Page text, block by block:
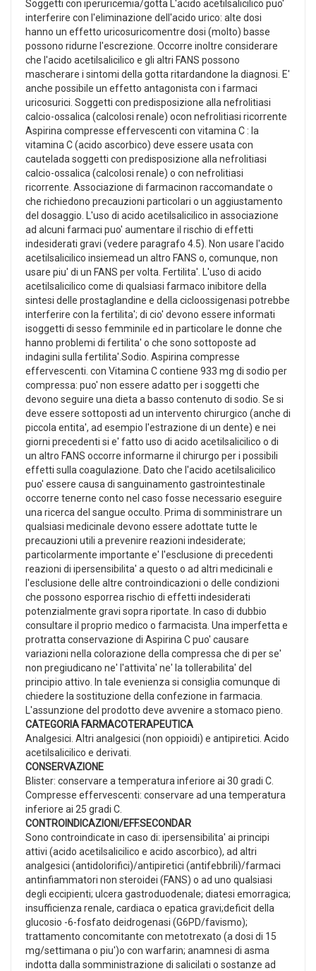
Soggetti con iperuricemia/gotta L'acido acetilsalicilico puo'
interferire con l'eliminazione dell'acido urico: alte dosi
hanno un effetto uricosuricomentre dosi (molto) basse
possono ridurne l'escrezione. Occorre inoltre considerare
che l'acido acetilsalicilico e gli altri FANS possono
mascherare i sintomi della gotta ritardandone la diagnosi. E'
anche possibile un effetto antagonista con i farmaci
uricosurici. Soggetti con predisposizione alla nefrolitiasi
calcio-ossalica (calcolosi renale) ocon nefrolitiasi ricorrente
Aspirina compresse effervescenti con vitamina C : la
vitamina C (acido ascorbico) deve essere usata con
cautelada soggetti con predisposizione alla nefrolitiasi
calcio-ossalica (calcolosi renale) o con nefrolitiasi
ricorrente. Associazione di farmacinon raccomandate o
che richiedono precauzioni particolari o un aggiustamento
del dosaggio. L'uso di acido acetilsalicilico in associazione
ad alcuni farmaci puo' aumentare il rischio di effetti
indesiderati gravi (vedere paragrafo 4.5). Non usare l'acido
acetilsalicilico insiemead un altro FANS o, comunque, non
usare piu' di un FANS per volta. Fertilita'. L'uso di acido
acetilsalicilico come di qualsiasi farmaco inibitore della
sintesi delle prostaglandine e della cicloossigenasi potrebbe
interferire con la fertilita'; di cio' devono essere informati
isoggetti di sesso femminile ed in particolare le donne che
hanno problemi di fertilita' o che sono sottoposte ad
indagini sulla fertilita'.Sodio. Aspirina compresse
effervescenti. con Vitamina C contiene 933 mg di sodio per
compressa: puo' non essere adatto per i soggetti che
devono seguire una dieta a basso contenuto di sodio. Se si
deve essere sottoposti ad un intervento chirurgico (anche di
piccola entita', ad esempio l'estrazione di un dente) e nei
giorni precedenti si e' fatto uso di acido acetilsalicilico o di
un altro FANS occorre informarne il chirurgo per i possibili
effetti sulla coagulazione. Dato che l'acido acetilsalicilico
puo' essere causa di sanguinamento gastrointestinale
occorre tenerne conto nel caso fosse necessario eseguire
una ricerca del sangue occulto. Prima di somministrare un
qualsiasi medicinale devono essere adottate tutte le
precauzioni utili a prevenire reazioni indesiderate;
particolarmente importante e' l'esclusione di precedenti
reazioni di ipersensibilita' a questo o ad altri medicinali e
l'esclusione delle altre controindicazioni o delle condizioni
che possono esporrea rischio di effetti indesiderati
potenzialmente gravi sopra riportate. In caso di dubbio
consultare il proprio medico o farmacista. Una imperfetta e
protratta conservazione di Aspirina C puo' causare
variazioni nella colorazione della compressa che di per se'
non pregiudicano ne' l'attivita' ne' la tollerabilita' del
principio attivo. In tale evenienza si consiglia comunque di
chiedere la sostituzione della confezione in farmacia.
L'assunzione del prodotto deve avvenire a stomaco pieno.
CATEGORIA FARMACOTERAPEUTICA
Analgesici. Altri analgesici (non oppioidi) e antipiretici. Acido
acetilsalicilico e derivati.
CONSERVAZIONE
Blister: conservare a temperatura inferiore ai 30 gradi C.
Compresse effervescenti: conservare ad una temperatura
inferiore ai 25 gradi C.
CONTROINDICAZIONI/EFF.SECONDAR
Sono controindicate in caso di: ipersensibilita' ai principi
attivi (acido acetilsalicilico e acido ascorbico), ad altri
analgesici (antidolorifici)/antipiretici (antifebbrili)/farmaci
antinfiammatori non steroidei (FANS) o ad uno qualsiasi
degli eccipienti; ulcera gastroduodenale; diatesi emorragica;
insufficienza renale, cardiaca o epatica gravi;deficit della
glucosio -6-fosfato deidrogenasi (G6PD/favismo);
trattamento concomitante con metotrexato (a dosi di 15
mg/settimana o piu')o con warfarin; anamnesi di asma
indotta dalla somministrazione di salicilati o sostanze ad